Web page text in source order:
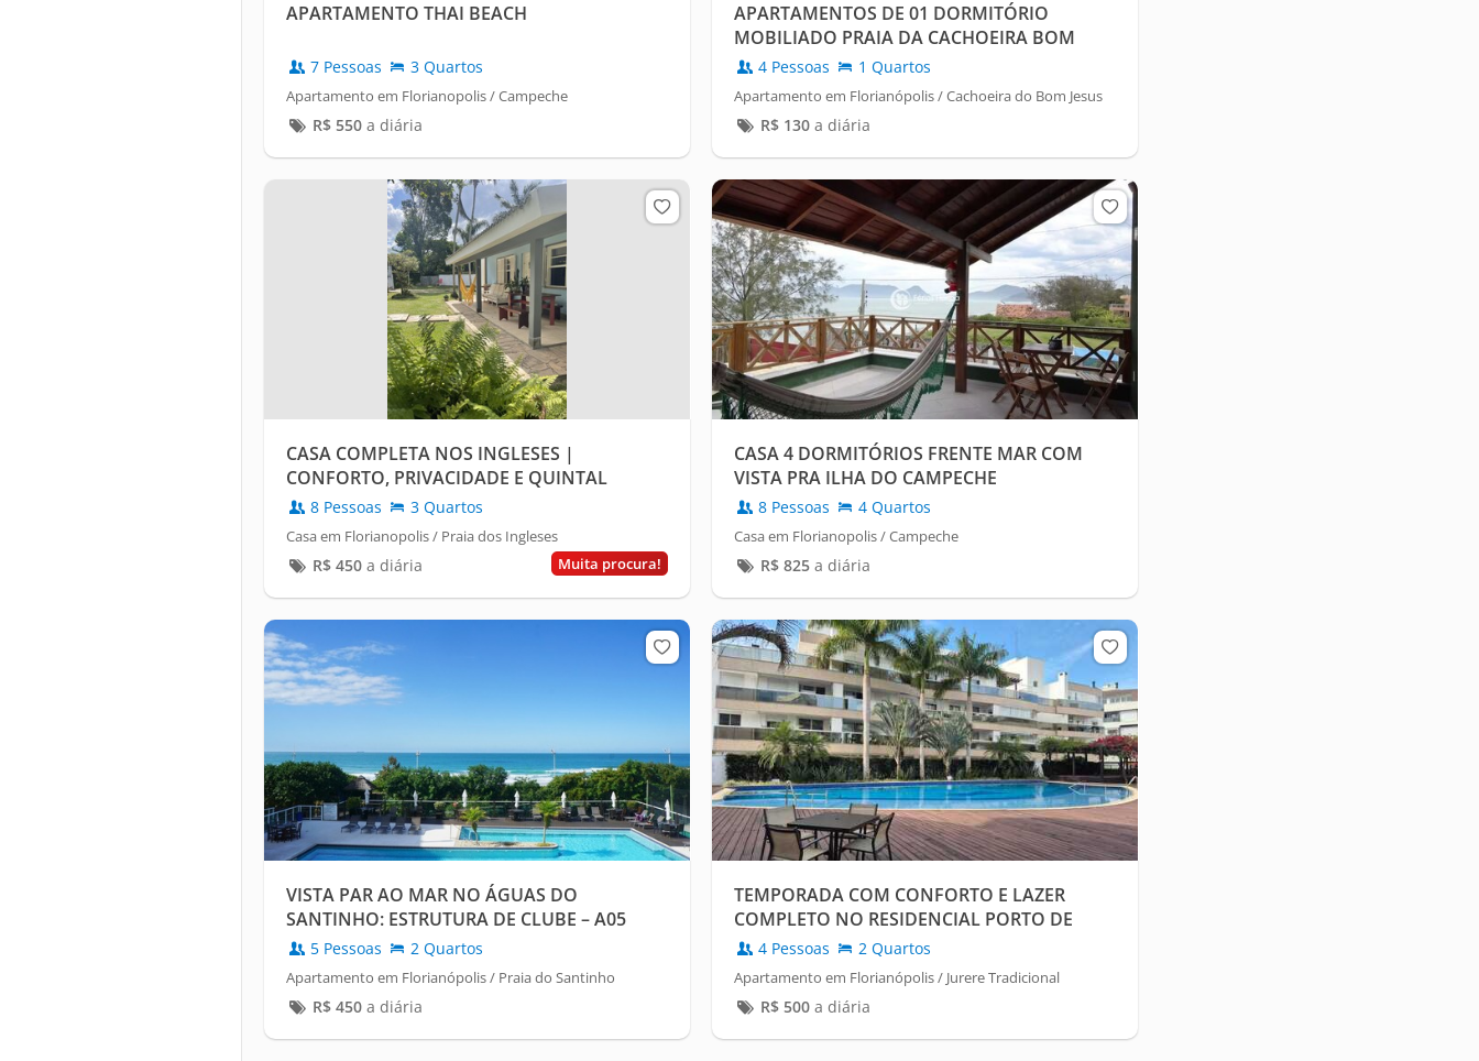
APARTAMENTO THAI BEACH
7 Pessoas 3 Quartos
Apartamento em Florianopolis / Campeche
R$ 550a diária
APARTAMENTOS DE 01 DORMITÓRIO
MOBILIADO PRAIA DA CACHOEIRA BOM
JESUS
4 Pessoas 1 Quartos
Apartamento em Florianópolis / Cachoeira do Bom Jesus
R$ 130a diária
CASA COMPLETA NOS INGLESES |
CONFORTO, PRIVACIDADE E QUINTAL
PRIVATIVO
8 Pessoas 3 Quartos
Casa em Florianopolis / Praia dos Ingleses
Muita procura!
R$ 450a diária
CASA 4 DORMITÓRIOS FRENTE MAR COM
VISTA PRA ILHA DO CAMPECHE
8 Pessoas 4 Quartos
Casa em Florianopolis / Campeche
R$ 825a diária
VISTA PAR AO MAR NO ÁGUAS DO
SANTINHO: ESTRUTURA DE CLUBE – A05
5 Pessoas 2 Quartos
Apartamento em Florianópolis / Praia do Santinho
R$ 450a diária
TEMPORADA COM CONFORTO E LAZER
COMPLETO NO RESIDENCIAL PORTO DE
JURERÊ
4 Pessoas 2 Quartos
Apartamento em Florianópolis / Jurere Tradicional
R$ 500a diária